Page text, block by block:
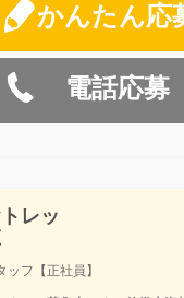
かんたん応
電話応募
レッ
フ【正社員】